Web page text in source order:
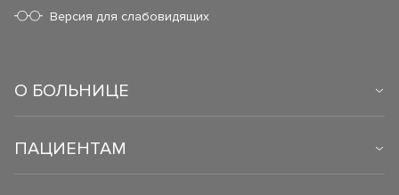
Версия для слабовидящих
О БОЛЬНИЦЕ
ПАЦИЕНТАМ